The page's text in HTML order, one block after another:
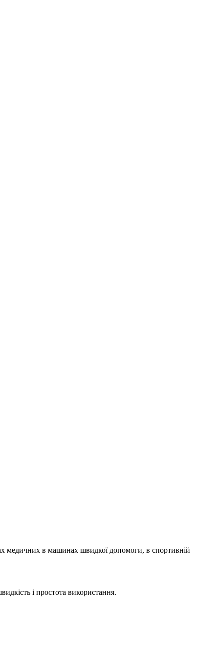
медичних в машинах швидкої допомоги, в спортивній
і простота використання.